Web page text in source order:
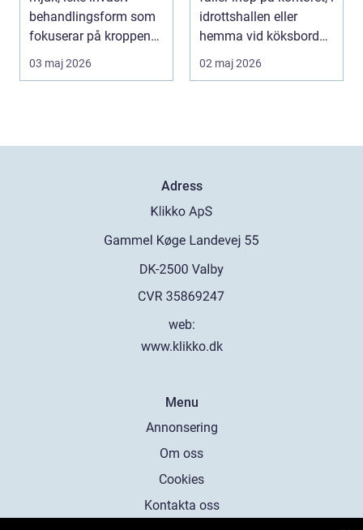
behandlingsform som
fokuserar på kroppens
egen förmåga att lä...
03 maj 2026
idrottshallen eller
hemma vid köksbordet
finns det ba...
02 maj 2026
Adress
web:
www.klikko.dk
Menu
Annonsering
Om oss
Cookies
Kontakta oss